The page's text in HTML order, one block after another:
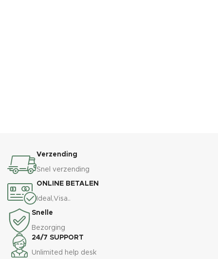
Verzending
Snel verzending
ONLINE BETALEN
Ideal,Visa..
Snelle
Bezorging
24/7 SUPPORT
Unlimited help desk